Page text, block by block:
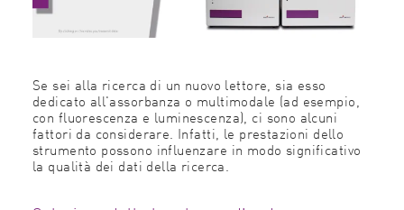
Se sei alla ricerca di un nuovo lettore, sia esso
dedicato all'assorbanza o multimodale (ad esempio,
con fluorescenza e luminescenza), ci sono alcuni
fattori da considerare. Infatti, le prestazioni dello
strumento possono influenzare in modo significativo
la qualità dei dati della ricerca.